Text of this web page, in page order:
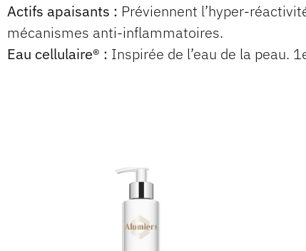
Actifs apaisants : Préviennent l’hyper-
mécanismes anti-inflammatoires.
Eau cellulaire® : Inspirée de l’eau de la peau.